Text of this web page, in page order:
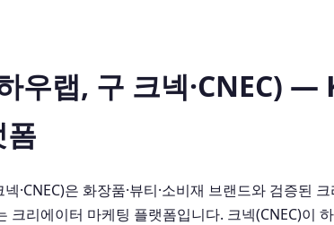
우랩, 구 크넥·CNEC) —
폼
·CNEC)은 화장품·뷰티·소비재 브랜드와 검증된
크리에이터 마케팅 플랫폼입니다. 크넥(CNEC)이